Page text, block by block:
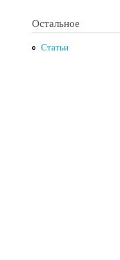
Остальное
Статьи